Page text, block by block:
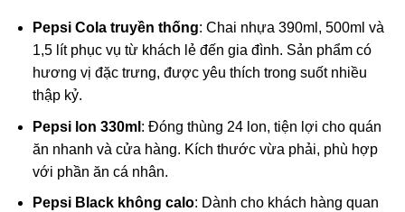
Pepsi Cola truyền thống: Chai nhựa 390ml, 500ml và
1,5 lít phục vụ từ khách lẻ đến gia đình. Sản phẩm có
hương vị đặc trưng, được yêu thích trong suốt nhiều
thập kỷ.
Pepsi lon 330ml : Đóng thùng 24 lon, tiện lợi cho quán
ăn nhanh và cửa hàng. Kích thước vừa phải, phù hợp
với phần ăn cá nhân.
Pepsi Black không calo: Dành cho khách hàng quan